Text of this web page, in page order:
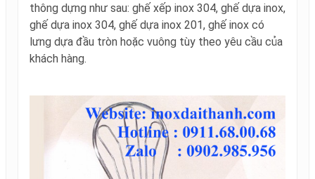
thông dựng như sau: ghế xếp inox 304, ghế dựa inox,
ghế dựa inox 304, ghế dựa inox 201, ghế inox có
lưng dựa đầu tròn hoặc vuông tùy theo yêu cầu của
khách hàng.